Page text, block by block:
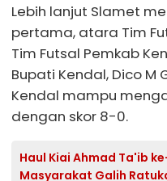
Lebih lanjut Slamet
pertama, atara Tim
Tim Futsal Pemkab
Bupati Kendal, Dico M
Kendal mampu
dengan skor 8-0.
Haul Kiai Ahmad Ta'ib
Masyarakat Galih